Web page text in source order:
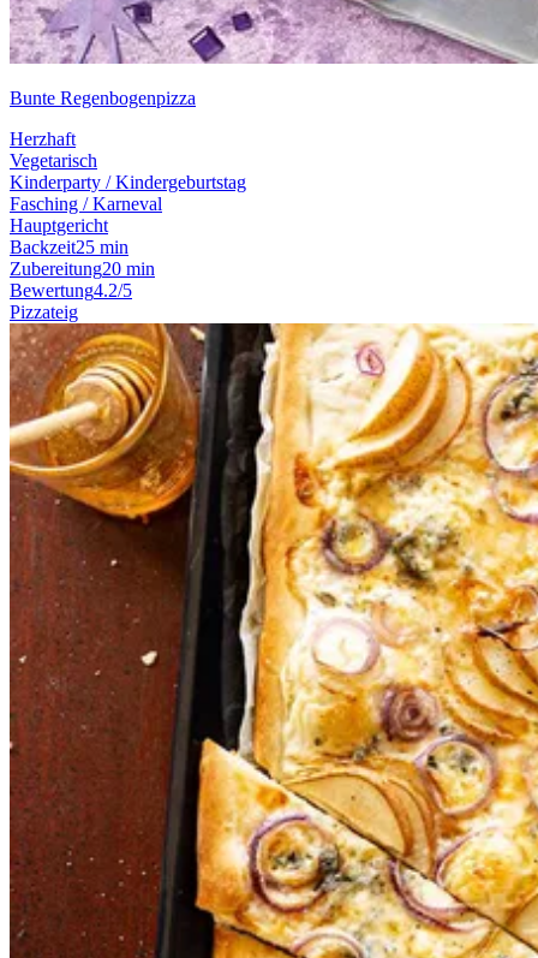
Bunte Regenbogenpizza
Herzhaft
Vegetarisch
Kinderparty / Kindergeburtstag
Fasching / Karneval
Hauptgericht
Backzeit25 min
Zubereitung20 min
Bewertung4.2/5
Pizzateig